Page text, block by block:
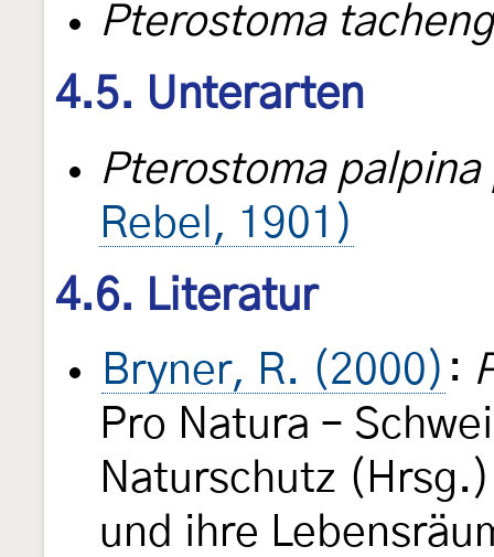
Pterostoma
4.5. Unterarten
Pterostoma
Rebel, 1901)
4.6. Literatur
Bryner, R. (2000) :
Pro Natura –
Naturschutz
und ihre